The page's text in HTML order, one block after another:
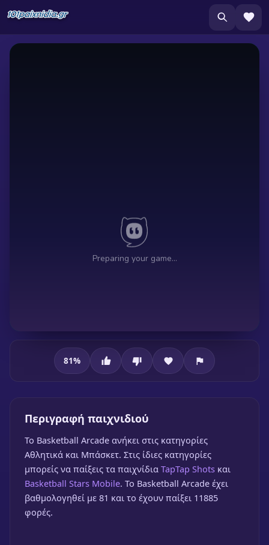
Basketball Arcade
81%
Περιγραφή παιχνιδιού
To Basketball Arcade ανήκει στις κατηγορίες
Αθλητικά και Μπάσκετ. Στις ίδιες κατηγορίες
μπορείς να παίξεις τα παιχνίδια TapTap Shots και
Basketball Stars Mobile. Το Basketball Arcade έχει
βαθμολογηθεί με 81 και το έχουν παίξει 11885
φορές.